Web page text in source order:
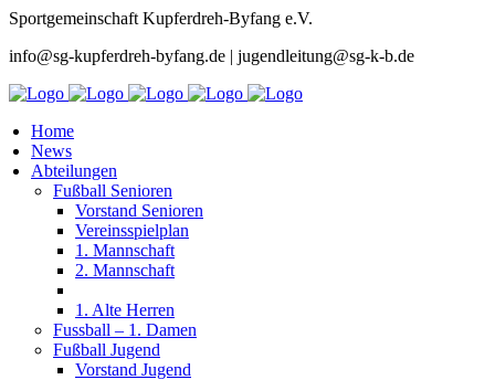
Sportgemeinschaft Kupferdreh-Byfang e.V.
info@sg-kupferdreh-byfang.de | jugendleitung@sg-k-b.de
Home
News
Abteilungen
Fußball Senioren
Vorstand Senioren
Vereinsspielplan
1. Mannschaft
2. Mannschaft
1. Alte Herren
Fussball – 1. Damen
Fußball Jugend
Vorstand Jugend